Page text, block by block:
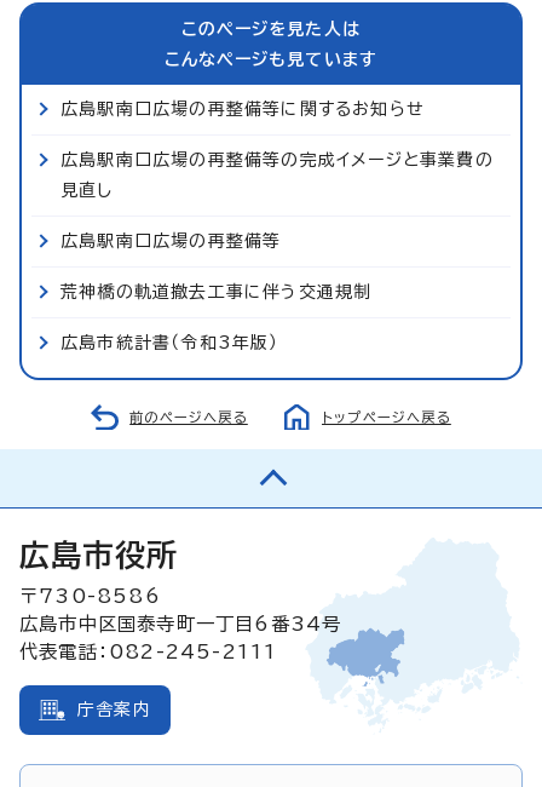
このページを見た人は
こんなページも見ています
広島駅南口広場の再整備等に関するお知らせ
広島駅南口広場の再整備等の完成イメージと事業費の
見直し
広島駅南口広場の再整備等
荒神橋の軌道撤去工事に伴う交通規制
広島市統計書（令和3年版）
前のページへ戻る トップページへ戻る
広島市役所
〒730-8586
広島市中区国泰寺町一丁目6番34号
代表電話：082-245-2111
庁舎案内